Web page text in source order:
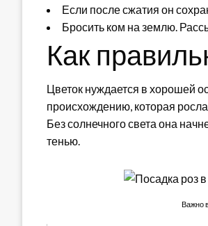
Если после сжатия он
Бросить ком на землю.
Как
Цветок нуждается в хорошей
происхождению, которая
Без солнечного света она
тенью.
Важно